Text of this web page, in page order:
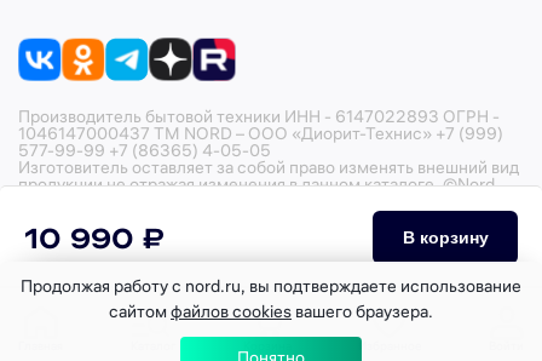
Производитель бытовой техники ИНН - 6147022893 ОГРН -
1046147000437 ТМ NORD – ООО «Диорит-Технис» +7 (999)
577-99-99 +7 (86365) 4-05-05
Изготовитель оставляет за собой право изменять внешний вид
продукции не отражая изменения в данном каталоге. ©Nord,
Избранное
Продолжая работу с nord.ru, вы подтверждаете использование
сайтом файлов cookies вашего браузера.
10 990 ₽ В корзину